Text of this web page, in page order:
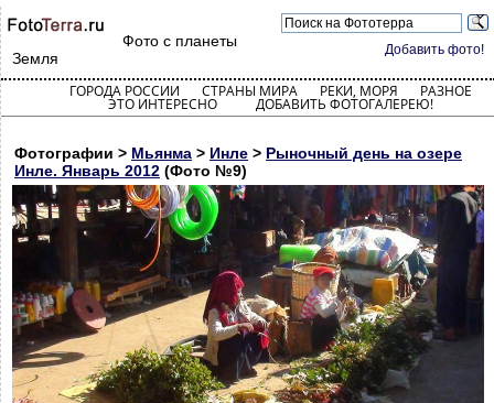
Добавить фото!
Фото с планеты
Земля
ГОРОДА РОССИИ СТРАНЫ МИРА РЕКИ, МОРЯ РАЗНОЕ
ЭТО ИНТЕРЕСНО ДОБАВИТЬ ФОТОГАЛЕРЕЮ!
Фотографии > Мьянма > Инле > Рыночный день на озере
Инле. Январь 2012 (Фото №9)